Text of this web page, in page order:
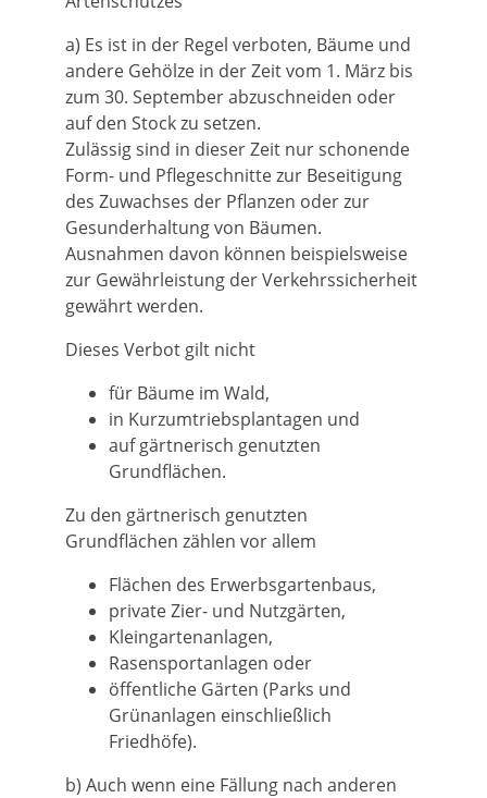
a) Es ist in der Regel verboten, Bäume und
andere Gehölze in der Zeit vom 1. März bis
zum 30. September abzuschneiden oder
auf den Stock zu setzen.
Zulässig sind in dieser Zeit nur schonende
Form- und Pflegeschnitte zur Beseitigung
des Zuwachses der Pflanzen oder zur
Gesunderhaltung von Bäumen.
Ausnahmen davon können beispielsweise
zur Gewährleistung der Verkehrssicherheit
gewährt werden.
Dieses Verbot gilt nicht
für Bäume im Wald,
in Kurzumtriebsplantagen und
auf gärtnerisch genutzten
Grundflächen.
Zu den gärtnerisch genutzten
Grundflächen zählen vor allem
Flächen des Erwerbsgartenbaus,
private Zier- und Nutzgärten,
Kleingartenanlagen,
Rasensportanlagen oder
öffentliche Gärten (Parks und
Grünanlagen einschließlich
Friedhöfe).
b) Auch wenn eine Fällung nach anderen